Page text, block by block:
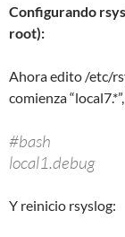
Configurando
root):
Ahora edito /etc/
comienza
#bash
Y reinicio rsyslog: